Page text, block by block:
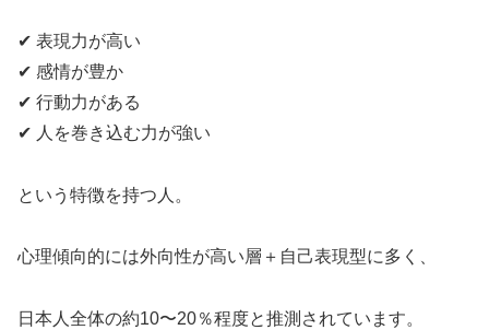
✔ 表現力が高い
✔ 感情が豊か
✔ 行動力がある
✔ 人を巻き込む力が強い
という特徴を持つ人。
心理傾向的には外向性が高い層＋自己表現型に多く、
日本人全体の約10〜20％程度と推測されています。